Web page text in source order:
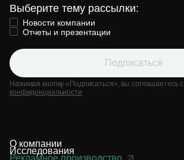
Выберите тему рассылки:
Новости компании
Отчеты и презентации
Подписаться
Нажимая кнопку «Подписаться», вы соглашаетесь с
конфиденциальности
О компании
Исследования
Рекламное производство